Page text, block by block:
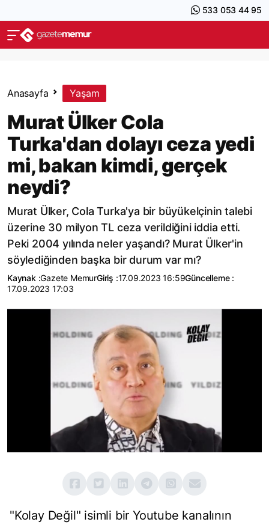
533 053 44 95
Anasayfa Yaşam
Murat Ülker Cola
Turka'dan dolayı ceza yedi
mi, bakan kimdi, gerçek
neydi?
Murat Ülker, Cola Turka'ya bir büyükelçinin talebi
üzerine 30 milyon TL ceza verildiğini iddia etti.
Peki 2004 yılında neler yaşandı? Murat Ülker'in
söylediğinden başka bir durum var mı?
Kaynak :Gazete MemurGiriş :17.09.2023 16:59Güncelleme :
17.09.2023 17:03
"Kolay Değil" isimli bir Youtube kanalının